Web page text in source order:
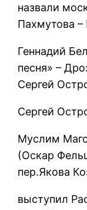
назвали
Пахмутова
Геннадий
песня» –
Сергей
Сергей
Муслим
(Оскар
пер.Якова
выступил